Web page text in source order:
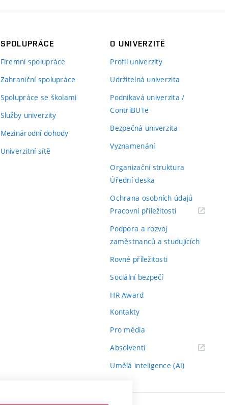
SPOLUPRÁCE
Firemní spolupráce
Zahraniční spolupráce
Spolupráce se školami
Služby univerzity
Mezinárodní dohody
Univerzitní sítě
O UNIVERZITĚ
Profil univerzity
Udržitelná univerzita
Podnikavá univerzita /
ContriBUTe
Bezpečná univerzita
Vyznamenání
Organizační struktura
Úřední deska
Ochrana osobních údajů
Pracovní příležitosti(externí
Podpora a rozvoj
zaměstnanců a studujících
Rovné příležitosti
Sociální bezpečí
HR Award
Kontakty
Pro média
Absolventi(externí
Umělá inteligence (AI)